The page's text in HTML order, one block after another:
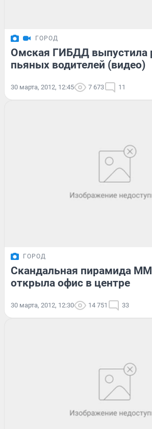
ГОРОД
Омская ГИБДД выпустила
пьяных водителей (видео)
30 марта, 2012, 12:45 7 673 11
ГОРОД
Скандальная пирамида
открыла офис в центре
30 марта, 2012, 12:30 14 751 33